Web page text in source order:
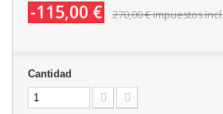
-115,00 € 270,00 €impuestos incl.
Cantidad